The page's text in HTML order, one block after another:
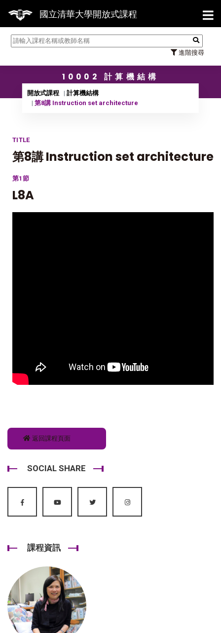
國立清華大學開放式課程
進階搜尋
【
10002 計算機結構
開放式課程
計算機結構
第8講 Instruction set architecture
TITLE
第8講 Instruction set architecture
第1節
L8A
返回課程頁面
SOCIAL SHARE
課程資訊